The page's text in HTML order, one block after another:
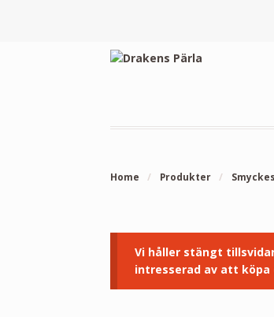
Home / Produkter /
Vi håller stängt
intresserad av att köpa